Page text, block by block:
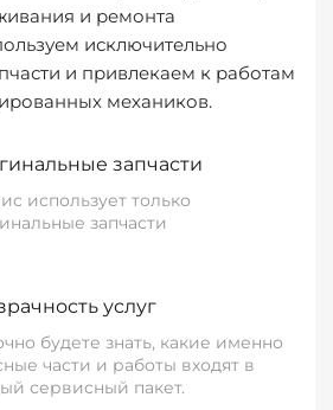
и ремонта
исключительно
и привлекаем к работам
механиков.
запчасти
использует только
запчасти
услуг
будете знать, какие именно
части и работы входят в
сервисный пакет.